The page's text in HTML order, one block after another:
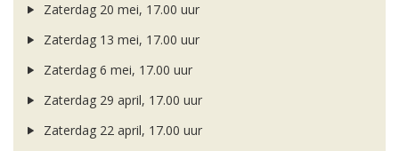
Zaterdag 20 mei, 17.00 uur
Zaterdag 13 mei, 17.00 uur
Zaterdag 6 mei, 17.00 uur
Zaterdag 29 april, 17.00 uur
Zaterdag 22 april, 17.00 uur